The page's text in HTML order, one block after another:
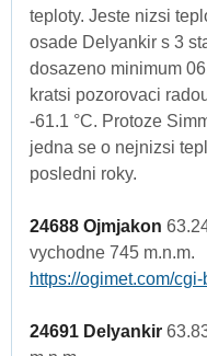
teploty. Jeste nizsi
osade Delyankir s 3
dosazeno minimum
kratsi pozorovaci
-61.1 °C. Protoze
jedna se o nejnizsi
posledni roky.
24688 Ojmjakon
vychodne 745 m.n.m.
https://ogimet.com/
24691 Delyankir